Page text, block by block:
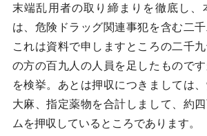
末端乱用者の取り締まりを徹底し、
は、危険ドラッグ関連事犯を含む二千
これは資料で申しますところの二千
の方の百九人の人員を足したもので
を検挙。あとは押収につきましては、
大麻、指定薬物を合計しまして、約
ムを押収しているところであります。